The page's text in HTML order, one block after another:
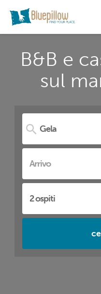
B&B e
sul